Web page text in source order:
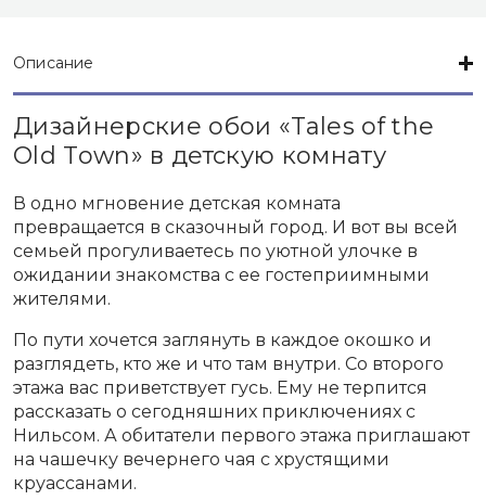
Описание
Дизайнерские обои «Tales of the
Old Town» в детскую комнату
В одно мгновение детская комната
превращается в сказочный город. И вот вы всей
семьей прогуливаетесь по уютной улочке в
ожидании знакомства с ее гостеприимными
жителями.
По пути хочется заглянуть в каждое окошко и
разглядеть, кто же и что там внутри. Со второго
этажа вас приветствует гусь. Ему не терпится
рассказать о сегодняшних приключениях с
Нильсом. А обитатели первого этажа приглашают
на чашечку вечернего чая с хрустящими
круассанами.